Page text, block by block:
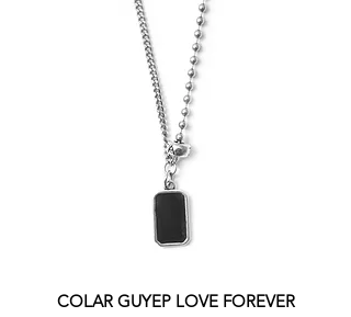
COLAR GUYEP LOVE FOREVER